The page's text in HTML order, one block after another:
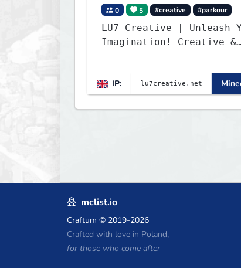
0 5 #creative #parkour
LU7 Creative | Unleash
Imagination! Creative &
IP:
mclist.io
Craftum © 2019-2026
Crafted with love in Poland,
for those who come after